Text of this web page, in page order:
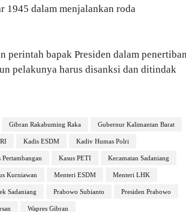
1945 dalam menjalankan roda
perintah bapak Presiden dalam penertiban
pelakunya harus disanksi dan ditindak
Gibran Rakabuming Raka Gubernur Kalimantan Barat
Kadis ESDM Kadiv Humas Polri
Pertambangan Kasus PETI Kecamatan Sadaniang
Kurniawan Menteri ESDM Menteri LHK
Sadaniang Prabowo Subianto Presiden Prabowo
Wapres Gibran